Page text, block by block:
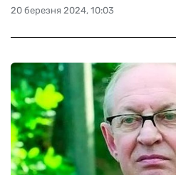
20 березня 2024, 10:03